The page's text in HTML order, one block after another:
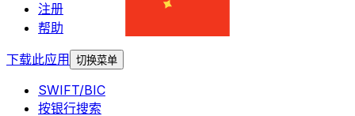
注册
帮助
下载此应用
切换菜单
SWIFT/BIC
按银行搜索